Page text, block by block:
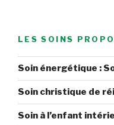
LES SOINS
Soin énergétique :
Soin christique de
Soin à l’enfant